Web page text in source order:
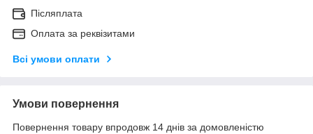
Післяплата
Оплата за реквізитами
Всі умови оплати
Умови повернення
Повернення товару впродовж 14 днів за домовленістю